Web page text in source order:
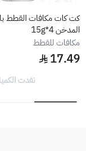
كت كات مكافات القطط
المدخن 4*15g
مكافات للقطط
17.49
نفدت